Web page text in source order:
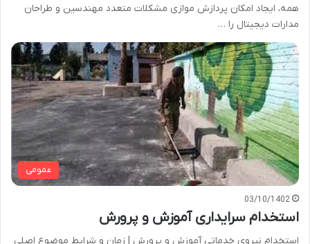
همه، ایجاد امکان پردازش موازی مشکلات متعدد مهندسین و طراحان
مدارات دیجیتال را …
عمومی
03/10/1402
استخدام سرایداری آموزش و پرورش
استخدام نیروی خدماتی آموزش و پرورش | زمان و شرایط موضوع اصلی